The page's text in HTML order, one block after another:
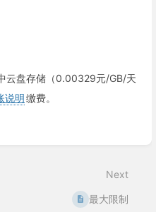
云盘存储（0.00329元/GB/天
说明缴费。
Next
最大限制